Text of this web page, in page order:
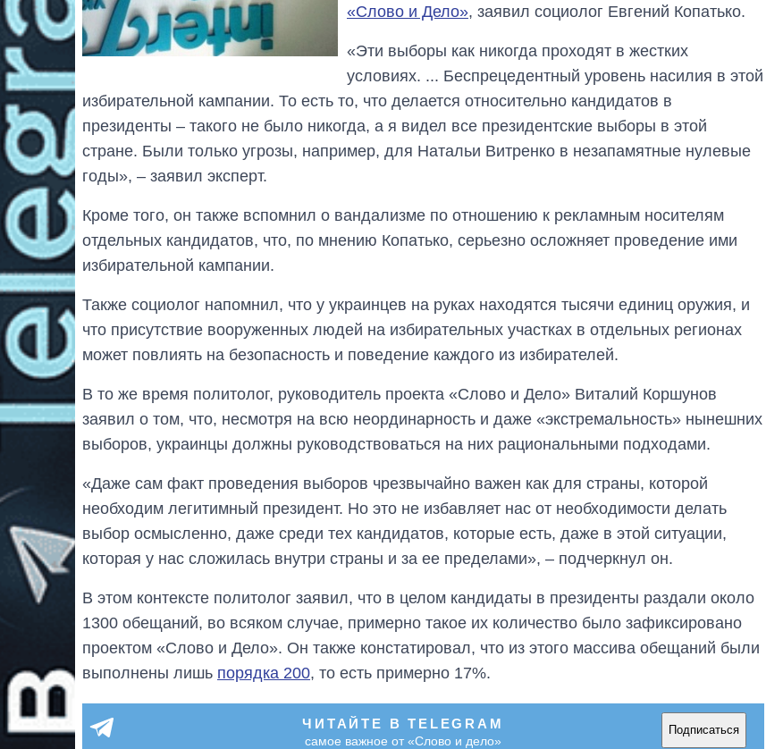
«Слово и Дело», заявил социолог Евгений Копатько.
«Эти выборы как никогда проходят в жестких
условиях. ... Беспрецедентный уровень насилия в этой
избирательной кампании. То есть то, что делается относительно кандидатов в
президенты – такого не было никогда, а я видел все президентские выборы в этой
стране. Были только угрозы, например, для Натальи Витренко в незапамятные нулевые
годы», – заявил эксперт.
Кроме того, он также вспомнил о вандализме по отношению к рекламным носителям
отдельных кандидатов, что, по мнению Копатько, серьезно осложняет проведение ими
избирательной кампании.
Также социолог напомнил, что у украинцев на руках находятся тысячи единиц оружия, и
что присутствие вооруженных людей на избирательных участках в отдельных регионах
может повлиять на безопасность и поведение каждого из избирателей.
В то же время политолог, руководитель проекта «Слово и Дело» Виталий Коршунов
заявил о том, что, несмотря на всю неординарность и даже «экстремальность» нынешних
выборов, украинцы должны руководствоваться на них рациональными подходами.
«Даже сам факт проведения выборов чрезвычайно важен как для страны, которой
необходим легитимный президент. Но это не избавляет нас от необходимости делать
выбор осмысленно, даже среди тех кандидатов, которые есть, даже в этой ситуации,
которая у нас сложилась внутри страны и за ее пределами», – подчеркнул он.
В этом контексте политолог заявил, что в целом кандидаты в президенты раздали около
1300 обещаний, во всяком случае, примерно такое их количество было зафиксировано
проектом «Слово и Дело». Он также констатировал, что из этого массива обещаний были
выполнены лишь порядка 200, то есть примерно 17%.
ЧИТАЙТЕ В TELEGRAM
самое важное от «Слово и дело»
Подписаться
От 1 месяца – до 5
лет: кто и как долго
занимал
должность